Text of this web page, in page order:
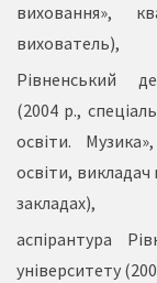
виховання»,
вихователь),
Рівненський
(2004 р.,
освіти.
освіти,
закладах),
аспірантура
університету